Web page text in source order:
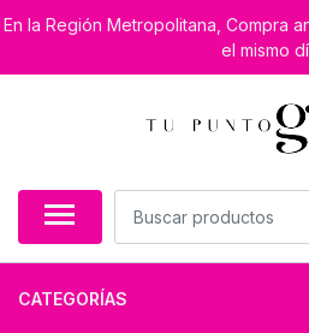
En la Región Metropolitana, Compra
el mismo
CATEGORÍAS